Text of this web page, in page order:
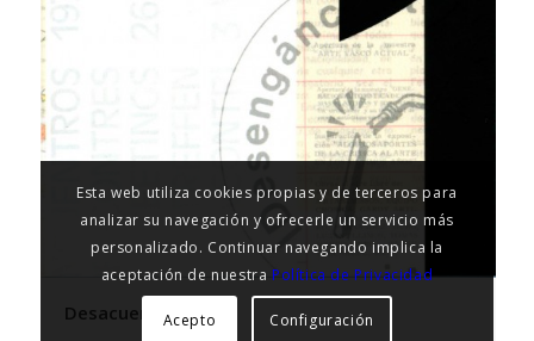
Desacuerdos 1
Esta web utiliza cookies propias y de terceros para
analizar su navegación y ofrecerle un servicio más
personalizado. Continuar navegando implica la
aceptación de nuestra Política de Privacidad
Acepto Configuración